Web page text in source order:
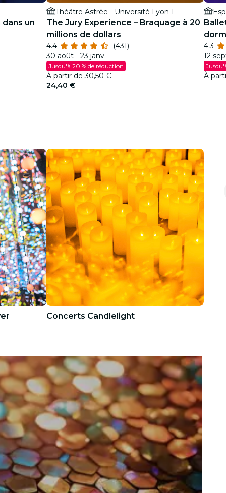
un
Théâtre Astrée - Université Lyon 1
The Jury Experience – Braquage à 20
millions de dollars
4.4
(431)
30 août - 23 janv.
Jusqu'à 20 % de réduction
À partir de30,50 €
24,40 €
4.3
12
À
Concerts Candlelight